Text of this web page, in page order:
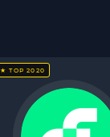
★ TOP 2020